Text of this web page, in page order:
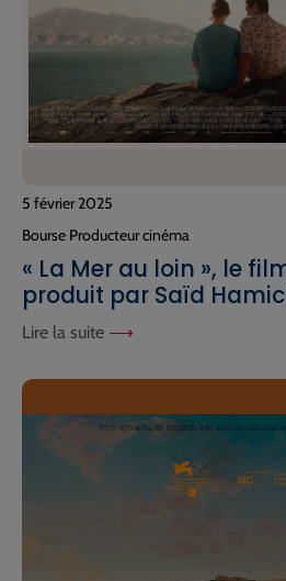
5 février 2025
Bourse Producteur cinéma
« La Mer au loin », le
produit par Saïd
Lire la suite